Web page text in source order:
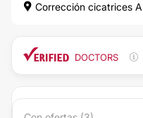
Corrección cicatrices
DOCTORS